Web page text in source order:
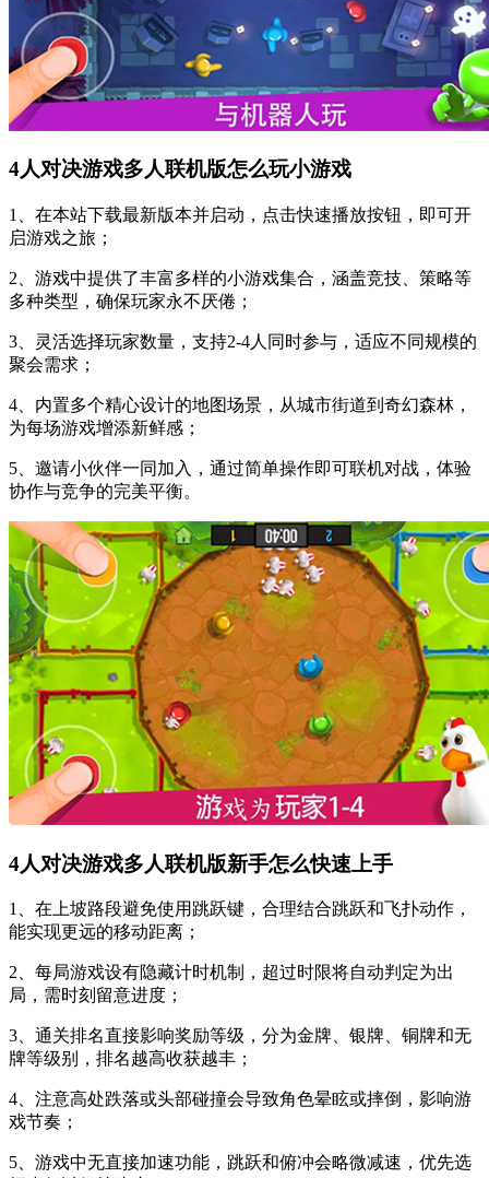
4人对决游戏多人联机版怎么玩小游戏
1、在本站下载最新版本并启动，点击快速播放按钮，即可开
启游戏之旅；
2、游戏中提供了丰富多样的小游戏集合，涵盖竞技、策略等
多种类型，确保玩家永不厌倦；
3、灵活选择玩家数量，支持2-4人同时参与，适应不同规模的
聚会需求；
4、内置多个精心设计的地图场景，从城市街道到奇幻森林，
为每场游戏增添新鲜感；
5、邀请小伙伴一同加入，通过简单操作即可联机对战，体验
协作与竞争的完美平衡。
4人对决游戏多人联机版新手怎么快速上手
1、在上坡路段避免使用跳跃键，合理结合跳跃和飞扑动作，
能实现更远的移动距离；
2、每局游戏设有隐藏计时机制，超过时限将自动判定为出
局，需时刻留意进度；
3、通关排名直接影响奖励等级，分为金牌、银牌、铜牌和无
牌等级别，排名越高收获越丰；
4、注意高处跌落或头部碰撞会导致角色晕眩或摔倒，影响游
戏节奏；
5、游戏中无直接加速功能，跳跃和俯冲会略微减速，优先选